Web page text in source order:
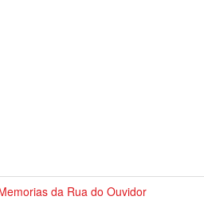
da Rua do Ouvidor